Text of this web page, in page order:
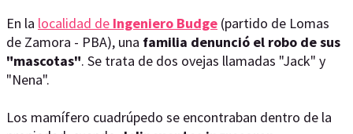
En la localidad de Ingeniero Budge (partido de Lomas
de Zamora - PBA), una familia denunció el robo de sus
"mascotas". Se trata de dos ovejas llamadas "Jack" y
"Nena".
Los mamífero cuadrúpedo se encontraban dentro de la